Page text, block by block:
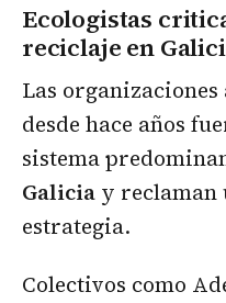
Ecologistas
reciclaje en
Las
desde hace años
sistema
Galicia y reclaman
estrategia.
Colectivos como